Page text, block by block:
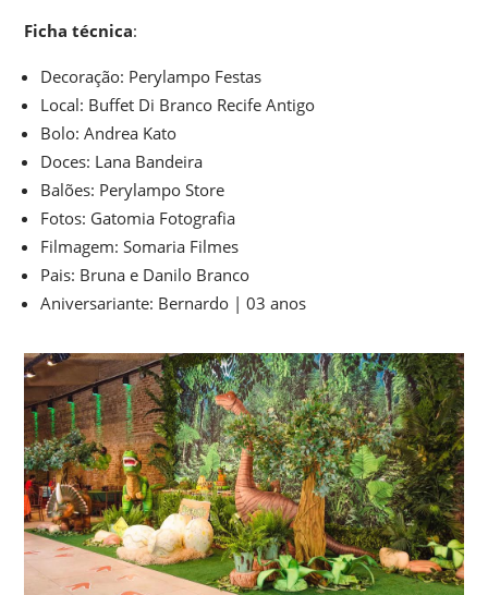
Ficha técnica:
Decoração: Perylampo Festas
Local: Buffet Di Branco Recife Antigo
Bolo: Andrea Kato
Doces: Lana Bandeira
Balões: Perylampo Store
Fotos: Gatomia Fotografia
Filmagem: Somaria Filmes
Pais: Bruna e Danilo Branco
Aniversariante: Bernardo | 03 anos